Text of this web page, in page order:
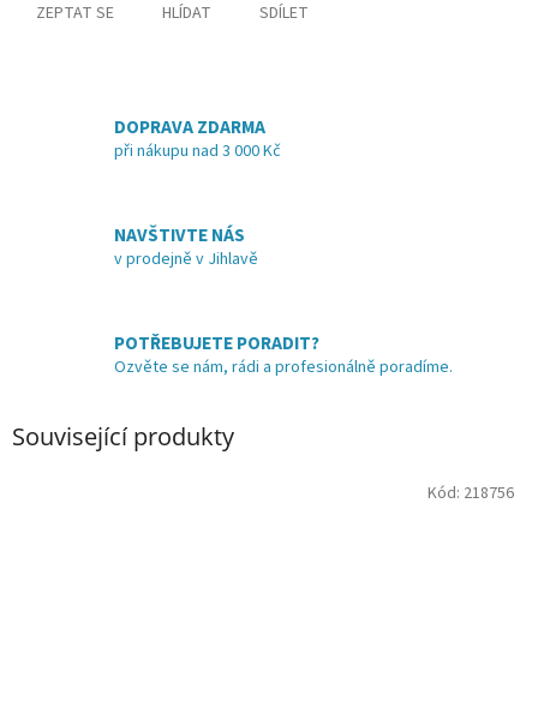
ZEPTAT SE HLÍDAT SDÍLET
DOPRAVA ZDARMA
při nákupu nad 3 000 Kč
NAVŠTIVTE NÁS
v prodejně v Jihlavě
POTŘEBUJETE PORADIT?
Ozvěte se nám, rádi a profesionálně poradíme.
Související produkty
Kód: 218756